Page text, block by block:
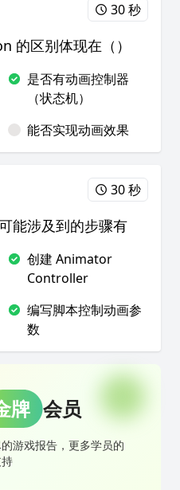
30 秒
区别体现在（）
是否有动画控制器
（状态机）
能否实现动画效果
30 秒
能涉及到的步骤有
创建 Animator
Controller
编写脚本控制动画参
数
牌 会员
游戏报告，更多学员的